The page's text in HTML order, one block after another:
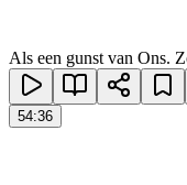
Als een gunst van Ons.
54:36